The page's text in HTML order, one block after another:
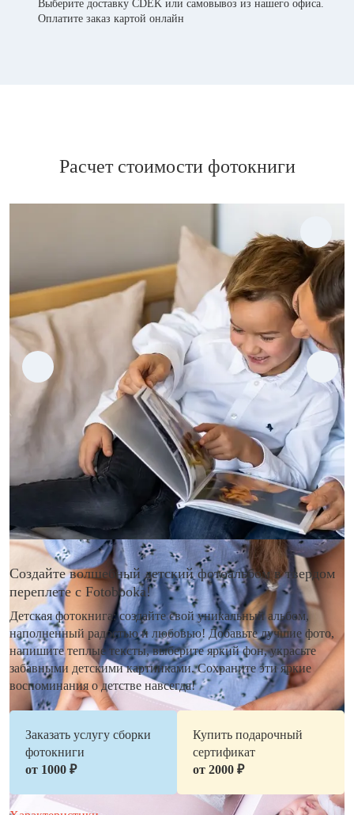
Выберите доставку CDEK или самовывоз из нашего офиса.
Оплатите заказ картой онлайн
Расчет стоимости фотокниги
Создайте волшебный детский фотоальбом в твердом
переплете с Fotobooka!
Детская фотокнига: создайте свой уникальный альбом,
наполненный радостью и любовью! Добавьте лучшие фото,
напишите теплые тексты, выберите яркий фон, украсьте
забавными детскими картинками. Сохраните эти яркие
воспоминания о детстве навсегда!
Заказать услугу сборки
фотокниги
от 1000 ₽
Купить подарочный
сертификат
от 2000 ₽